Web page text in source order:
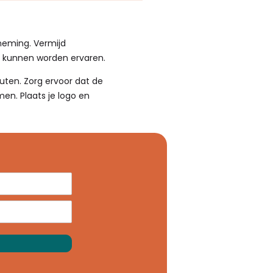
Vermijd
worden ervaren.
Zorg ervoor dat de
Plaats je logo en